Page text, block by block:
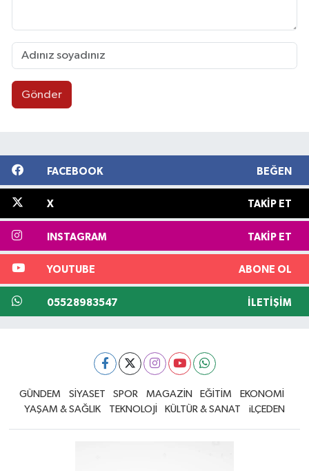
Gönder
FACEBOOK BEĞEN
X TAKIP ET
INSTAGRAM TAKIP ET
YOUTUBE ABONE OL
05528983547 İLETIŞIM
GÜNDEM SİYASET SPOR MAGAZİN EĞİTİM
EKONOMİ
YAŞAM & SAĞLIK
TEKNOLOJİ KÜLTÜR & SANAT iLÇEDEN